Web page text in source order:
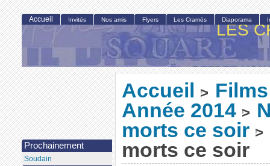
LES
Accueil >
Année 2014 >
morts ce soir >
morts ce soir
Accueil Invités Nos amis Flyers Les Cramés Diaporama
Prochainement
Soudain